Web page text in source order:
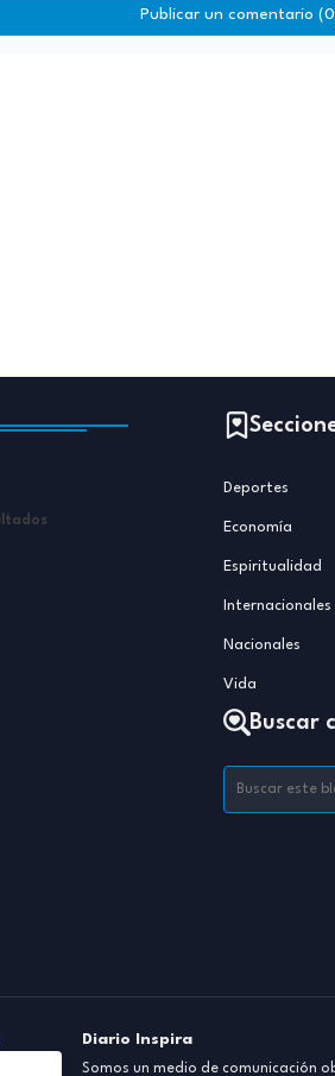
Publicar un comentario
Deportes
Economía
Espiritualidad
Internacionales
Nacionales
Vida
Buscar
Diario Inspira
Somos un medio de comunicación